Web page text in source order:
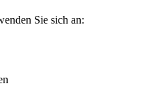
Sie sich an: